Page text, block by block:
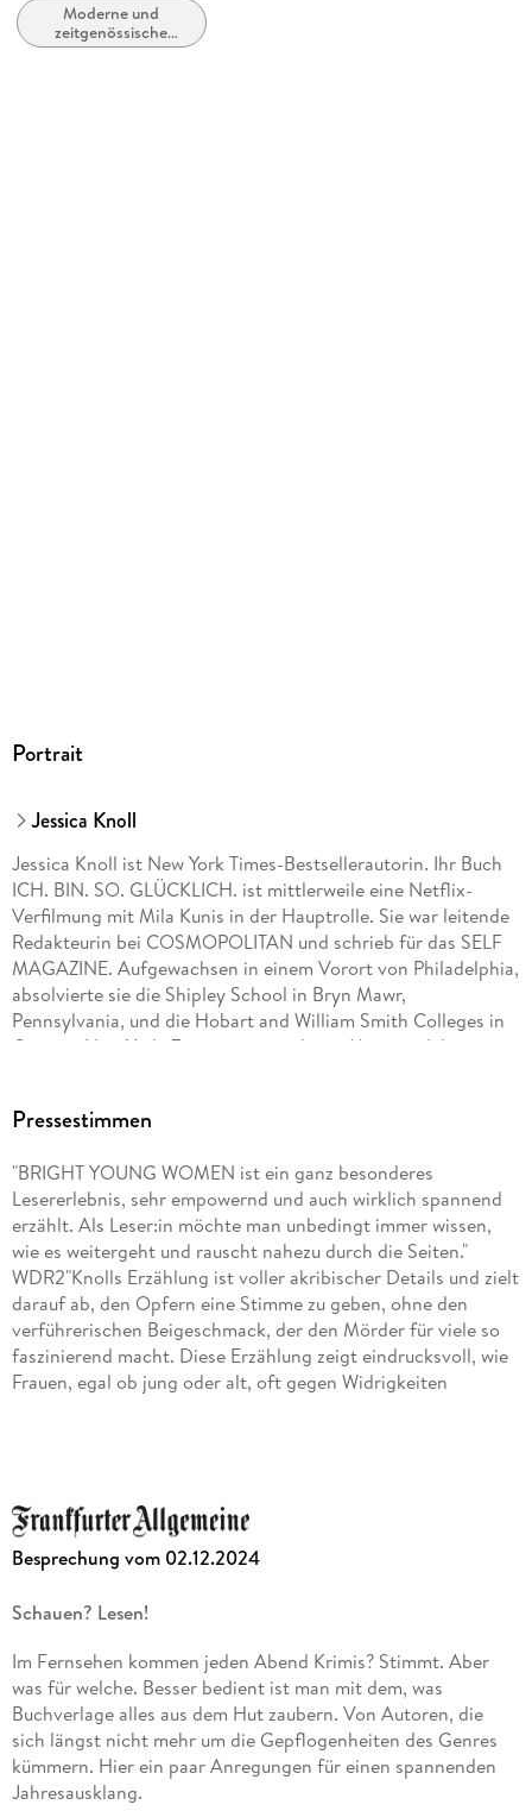
Verlag/Hersteller
Eichborn Verlag
Moderne und
zeitgenössische
Belletristik: allgemein
Portrait
Jessica Knoll
Jessica Knoll ist New York Times-Bestsellerautorin. Ihr Buch
ICH. BIN. SO. GLÜCKLICH. ist mittlerweile eine Netflix-
Verfilmung mit Mila Kunis in der Hauptrolle. Sie war leitende
Redakteurin bei COSMOPOLITAN und schrieb für das SELF
MAGAZINE. Aufgewachsen in einem Vorort von Philadelphia,
absolvierte sie die Shipley School in Bryn Mawr,
Pennsylvania, und die Hobart and William Smith Colleges in
Geneva, New York. Zusammen mit ihrem Mann und ihrer
Pressestimmen
"BRIGHT YOUNG WOMEN ist ein ganz besonderes
Lesererlebnis, sehr empowernd und auch wirklich spannend
erzählt. Als Leser:in möchte man unbedingt immer wissen,
wie es weitergeht und rauscht nahezu durch die Seiten."
WDR2"Knolls Erzählung ist voller akribischer Details und zielt
darauf ab, den Opfern eine Stimme zu geben, ohne den
verführerischen Beigeschmack, der den Mörder für viele so
faszinierend macht. Diese Erzählung zeigt eindrucksvoll, wie
Frauen, egal ob jung oder alt, oft gegen Widrigkeiten
wortgewandtes literarisches Denkmal. Und das liest sich viel
spannender als die klassischen Serienkiller-Storys."
Oberhessische Presse
Besprechung vom 02.12.2024
Schauen? Lesen!
Im Fernsehen kommen jeden Abend Krimis? Stimmt. Aber
was für welche. Besser bedient ist man mit dem, was
Buchverlage alles aus dem Hut zaubern. Von Autoren, die
sich längst nicht mehr um die Gepflogenheiten des Genres
kümmern. Hier ein paar Anregungen für einen spannenden
Jahresausklang.